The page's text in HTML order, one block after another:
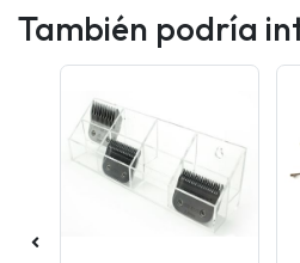
También podría